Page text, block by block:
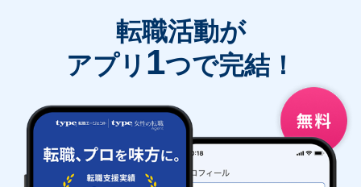
転職活動が
アプリ 1つで完結！